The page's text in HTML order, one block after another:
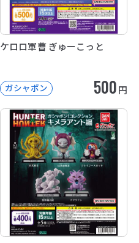
ケロロ軍曹 ぎゅーこっと
ガシャポン 500円